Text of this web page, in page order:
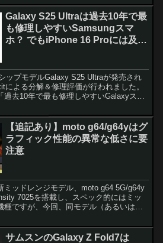
Galaxy S25 Ultraは過去10年で最
も修理しやすいSamsungスマ
ホ？ でもiPhone 16 Proには及ば
ップモデルGalaxy S25 Ultraが発売され
よる分解＆修理評価が行われました。
過去10年で最も修理しやすいGalaxyスマ
【追記あり】moto g64/g64yはグ
ラフィック性能の異常な低さに要
注意
ミッドレンジモデル、moto g64 5G/g64y
7025を搭載し、スペック的にはミッ
種ですが、今回、同モデル（あるいは同
サムスンのGalaxy Z Fold7は